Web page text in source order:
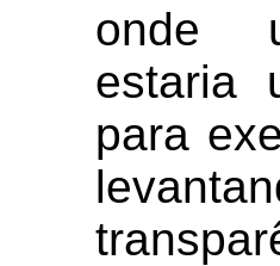
onde
estaria
para